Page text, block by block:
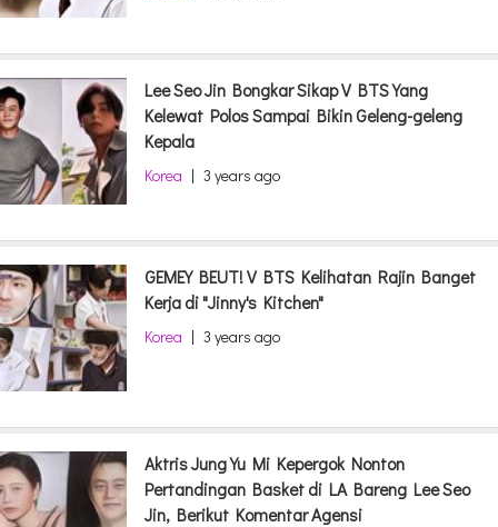
Lee Seo Jin Bongkar Sikap V BTS Yang
Kelewat Polos Sampai Bikin Geleng-geleng
Kepala
Korea | 3 years ago
GEMEY BEUT! V BTS Kelihatan Rajin Banget
Kerja di "Jinny's Kitchen"
Korea | 3 years ago
Aktris Jung Yu Mi Kepergok Nonton
Pertandingan Basket di LA Bareng Lee Seo
Jin, Berikut Komentar Agensi